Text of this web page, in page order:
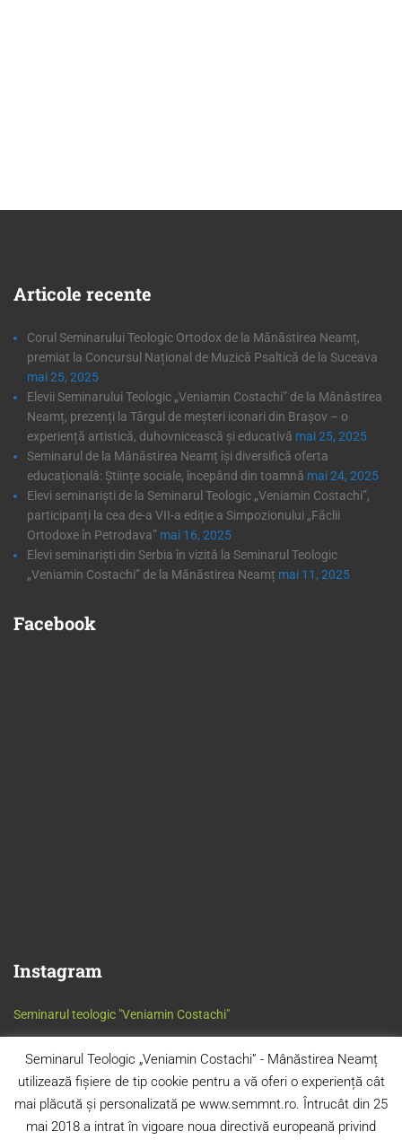
Articole recente
Corul Seminarului Teologic Ortodox de la Mănăstirea Neamț,
premiat la Concursul Național de Muzică Psaltică de la Suceava
mai 25, 2025
Elevii Seminarului Teologic „Veniamin Costachi” de la Mănăstirea
Neamț, prezenți la Târgul de meșteri iconari din Brașov – o
experiență artistică, duhovnicească și educativă mai 25, 2025
Seminarul de la Mănăstirea Neamț își diversifică oferta
educațională: Științe sociale, începând din toamnă mai 24, 2025
Elevi seminariști de la Seminarul Teologic „Veniamin Costachi”,
participanți la cea de-a VII-a ediție a Simpozionului „Făclii
Ortodoxe în Petrodava” mai 16, 2025
Elevi seminariști din Serbia în vizită la Seminarul Teologic
„Veniamin Costachi” de la Mănăstirea Neamț mai 11, 2025
Facebook
Instagram
Seminarul teologic "Veniamin Costachi"
Seminarul Teologic „Veniamin Costachi” - Mânăstirea Neamț
utilizează fișiere de tip cookie pentru a vă oferi o experiență cât
mai plăcută și personalizată pe www.semmnt.ro. Întrucât din 25
mai 2018 a intrat în vigoare noua directivă europeană privind